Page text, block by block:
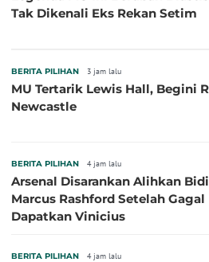
Tak Dikenali Eks Rekan Setim
BERITA PILIHAN 3 jam lalu
MU Tertarik Lewis Hall, Begini
Newcastle
BERITA PILIHAN 4 jam lalu
Arsenal Disarankan Alihkan
Marcus Rashford Setelah Gagal
Dapatkan Vinicius
BERITA PILIHAN 4 jam lalu